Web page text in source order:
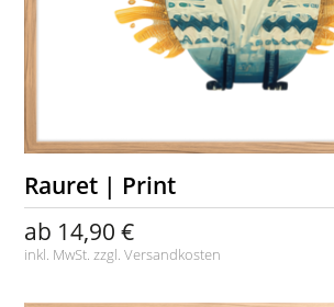
Rauret | Print
ab 14,90 €
inkl. MwSt. zzgl.Versandkosten